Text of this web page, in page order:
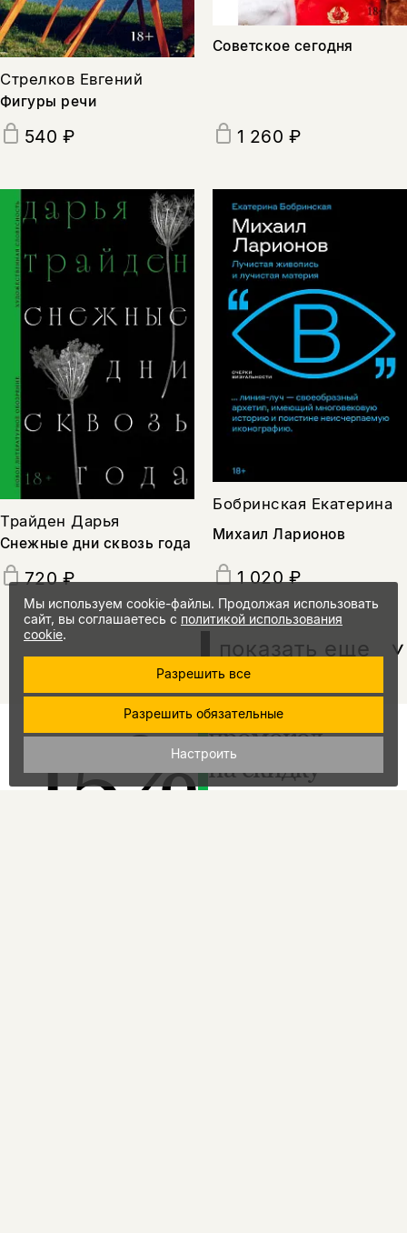
Стрелков Евгений
Фигуры речи
540 ₽
Советское сегодня
1 260 ₽
Трайден Дарья
Снежные дни сквозь года
720 ₽
Бобринская Екатерина
Михаил Ларионов
1 020 ₽
показать еще
15% промокод
на скидку
Мы используем cookie-файлы. Продолжая использовать
сайт, вы соглашаетесь с политикой использования
cookie.
Разрешить все
Разрешить обязательные
Настроить